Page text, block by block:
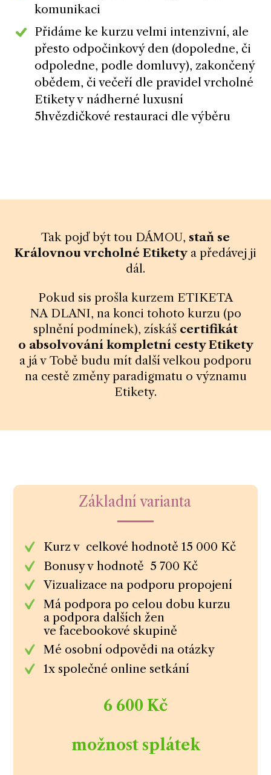
komunikaci
Přidáme ke kurzu velmi intenzivní, ale
přesto odpočinkový den (dopoledne, či
odpoledne, podle domluvy), zakončený
obědem, či večeří dle pravidel vrcholné
Etikety v nádherné luxusní
5hvězdičkové restauraci dle výběru
Tak pojď být tou DÁMOU, staň se
Královnou vrcholné Etikety a předávej ji
dál.
Pokud sis prošla kurzem ETIKETA
NA DLANI, na konci tohoto kurzu (po
splnění podmínek), získáš certifikát
o absolvování kompletní cesty Etikety
a já v Tobě budu mít další velkou podporu
na cestě změny paradigmatu o významu
Etikety.
Základní varianta
Kurz v celkové hodnotě 15 000 Kč
Bonusy v hodnotě 5 700 Kč
Vizualizace na podporu propojení
Má podpora po celou dobu kurzu
a podpora dalších žen
ve facebookové skupině
Mé osobní odpovědi na otázky
1x společné online setkání
6 600 Kč
možnost splátek